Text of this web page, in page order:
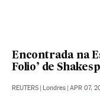
Encontrada na
Folio’ de
REUTERS | Londres | APR 07,